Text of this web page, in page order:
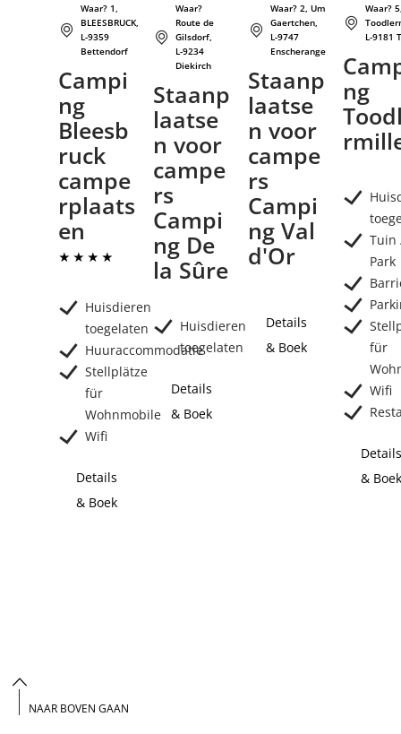
Waar? 1,
BLEESBRUCK,
L-9359
Bettendorf
Campi
ng
Bleesb
ruck
campe
rplaats
en
Huisdieren
toegelaten
Huuraccommodatie
Stellplätze
für
Wohnmobile
Wifi
Details
& Boek
Waar?
Route de
Gilsdorf,
L-9234
Diekirch
Staanp
laatse
n voor
campe
rs
Campi
ng De
la Sûre
Huisdieren
toegelaten
Details
& Boek
Waar? 2, Um
Gaertchen,
L-9747
Enscherange
Staanp
laatse
n voor
campe
rs
Campi
ng Val
d'Or
Details
& Boek
Waar?
L-9181
ng
Tuin
Park
für
Wifi
&
NAAR BOVEN GAAN